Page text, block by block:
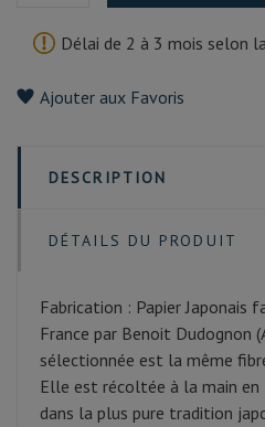
Délai de 2 à 3 mois selon
Ajouter aux Favoris
DESCRIPTION
DÉTAILS DU PRODUIT
Fabrication : Papier Japonais
France par Benoit Dudognon
sélectionnée est la même
Elle est récoltée à la main
dans la plus pure tradition